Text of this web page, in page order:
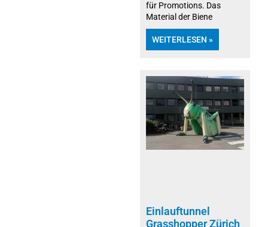
für Promotions. Das
Material der Biene
WEITERLESEN »
Einlauftunnel
Grasshopper Zürich